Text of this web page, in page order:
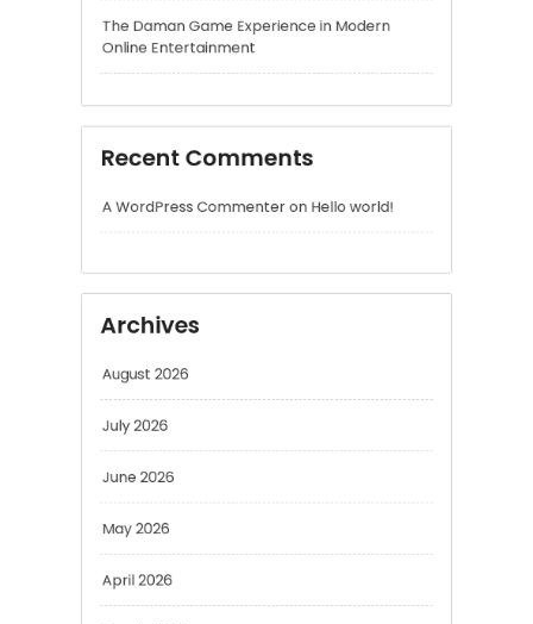
Recent Comments
A WordPress CommenteronHello world!
Archives
August 2026
July 2026
June 2026
May 2026
April 2026